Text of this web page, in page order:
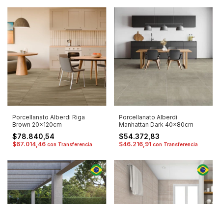
Porcellanato Alberdi Riga
Brown 20x120cm
$78.840,54
$67.014,46 con Transferencia
Porcellanato Alberdi
Manhattan Dark 40x80cm
$54.372,83
$46.216,91 con Transferencia